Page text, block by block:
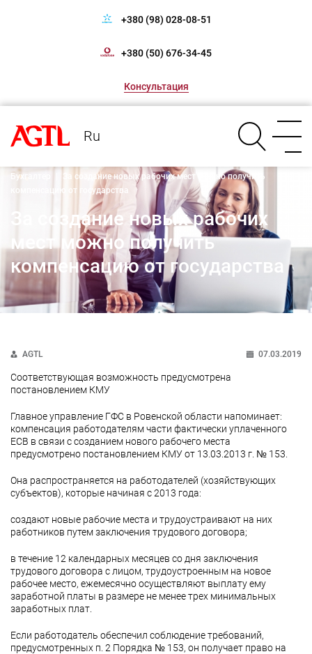
+380 (98) 028-08-51
+380 (50) 676-34-45
Консультация
Ru
Бухгалтер
За создание новых рабочих мест можно получить
компенсацию от государства
За создание новых рабочих
мест можно получить
компенсацию от государства
AGTL 07.03.2019
Соответствующая возможность предусмотрена
постановлением КМУ
Главное управление ГФС в Ровенской области напоминает:
компенсация работодателям части фактически уплаченного
ЕСВ в связи с созданием нового рабочего места
предусмотрено постановлением КМУ от 13.03.2013 г. № 153.
Она распространяется на работодателей (хозяйствующих
субъектов), которые начиная с 2013 года:
создают новые рабочие места и трудоустраивают на них
работников путем заключения трудового договора;
в течение 12 календарных месяцев со дня заключения
трудового договора с лицом, трудоустроенным на новое
рабочее место, ежемесячно осуществляют выплату ему
заработной платы в размере не менее трех минимальных
заработных плат.
Если работодатель обеспечил соблюдение требований,
предусмотренных п. 2 Порядка № 153, он получает право на